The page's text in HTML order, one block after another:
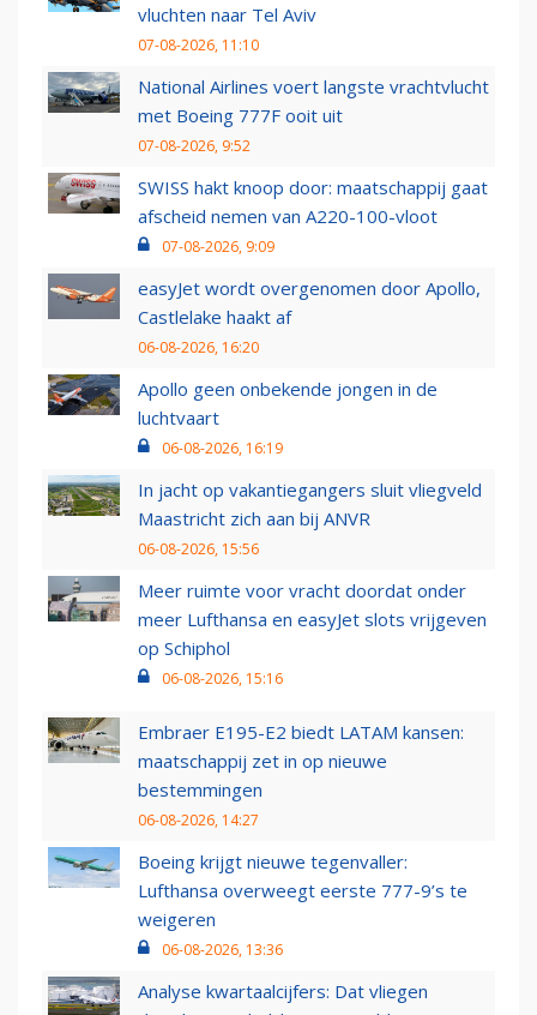
vluchten naar Tel Aviv
07-08-2026, 11:10
National Airlines voert langste vrachtvlucht
met Boeing 777F ooit uit
07-08-2026, 9:52
SWISS hakt knoop door: maatschappij gaat
afscheid nemen van A220-100-vloot
07-08-2026, 9:09
easyJet wordt overgenomen door Apollo,
Castlelake haakt af
06-08-2026, 16:20
Apollo geen onbekende jongen in de
luchtvaart
06-08-2026, 16:19
In jacht op vakantiegangers sluit vliegveld
Maastricht zich aan bij ANVR
06-08-2026, 15:56
Meer ruimte voor vracht doordat onder
meer Lufthansa en easyJet slots vrijgeven
op Schiphol
06-08-2026, 15:16
Embraer E195-E2 biedt LATAM kansen:
maatschappij zet in op nieuwe
bestemmingen
06-08-2026, 14:27
Boeing krijgt nieuwe tegenvaller:
Lufthansa overweegt eerste 777-9’s te
weigeren
06-08-2026, 13:36
Analyse kwartaalcijfers: Dat vliegen